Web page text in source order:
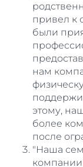
привел к
были
нам
этому,
более
после
"Наша